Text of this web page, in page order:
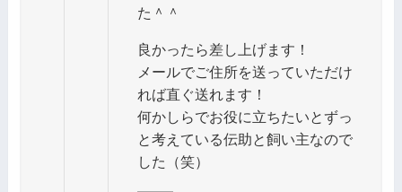
た＾＾
良かったら差し上げます！
メールでご住所を送っていただけ
れば直ぐ送れます！
何かしらでお役に立ちたいとずっ
と考えている伝助と飼い主なので
した（笑）